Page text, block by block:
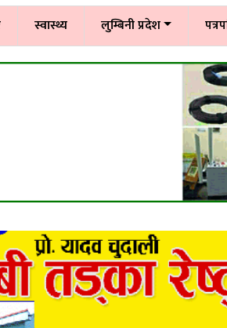
स्वास्थ्य लुम्बिनी प्रदेश